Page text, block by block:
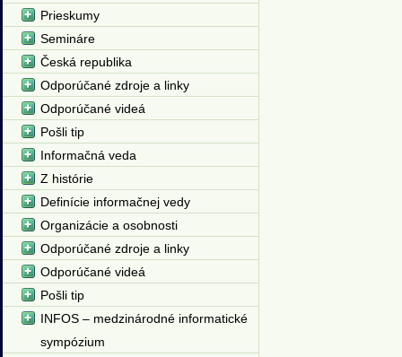
Prieskumy
Semináre
Česká republika
Odporúčané zdroje a linky
Odporúčané videá
Pošli tip
Informačná veda
Z histórie
Definície informačnej vedy
Organizácie a osobnosti
Odporúčané zdroje a linky
Odporúčané videá
Pošli tip
INFOS – medzinárodné informatické
sympózium